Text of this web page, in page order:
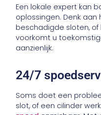
Een lokale expert kan
oplossingen. Denk
beschadigde sloten, of
voorkomt u
aanzienlijk.
24/7
Soms doet een
slot, of een cilinder